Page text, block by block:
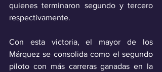
quienes terminaron segundo y tercero
respectivamente.
Con esta victoria, el mayor de los
Márquez se consolida como el segundo
piloto con más carreras ganadas en la